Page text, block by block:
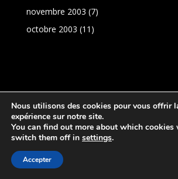
novembre 2003 (7)
octobre 2003 (11)
Réalisation:
Nous utilisons des cookies pour vous offrir
expérience sur notre site.
You can find out more about which cookies
switch them off in settings.
Accepter